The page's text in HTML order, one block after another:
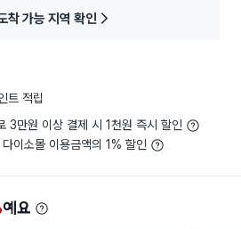
착 가능 지역 확인
트 적립
3만원 이상 결제 시 1천원 즉시 할인
이소몰 이용금액의 1% 할인
예요